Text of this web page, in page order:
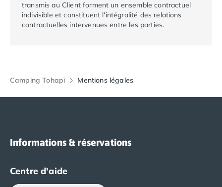
Camping Dalmatie
Camping Istrie
Camping Porec
Autres destinations
Camping Frise
Camping Hollande-Méridionale
Camping Overijssel
Camping Zélande
transmis au Client forment un ensemble contractuel
indivisible et constituent l'intégralité des relations
contractuelles intervenues entre les parties.
Camping Tohapi Mentions légales
Informations & réservations
Centre d'aide